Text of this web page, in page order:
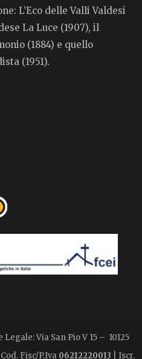
L’Eco delle Valli Valdesi
La Luce (1907), il
(1884) e quello
(1951).
Via San Pio V 15 – 10125
Cod. Fisc/P.Iva 06212220013 | Iscr.